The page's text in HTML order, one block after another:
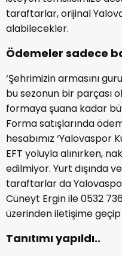
taraftarlar, orijinal
alabilecekler.
Ödemeler sadece
‘Şehrimizin armasını
bu sezonun bir parçası
formaya şuana kadar
Forma satışlarında
hesabımız ‘Yalovaspor
EFT yoluyla alınırken,
edilmiyor. Yurt dışında
taraftarlar da
Cüneyt Ergin ile 0532
üzerinden iletişime
Tanıtımı yapıldı..